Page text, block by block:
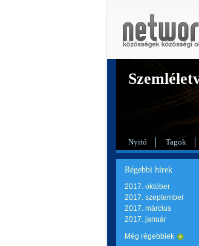
Nyitó Tagok
Régebbi hírek
2017. október
2017. szeptember
2017. március
2017. január
Még régebbiek